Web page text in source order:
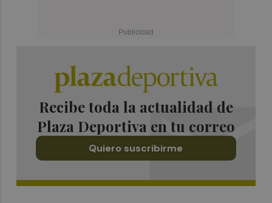
Recibe toda la actualidad de
Plaza Deportiva en tu correo
Quiero suscribirme